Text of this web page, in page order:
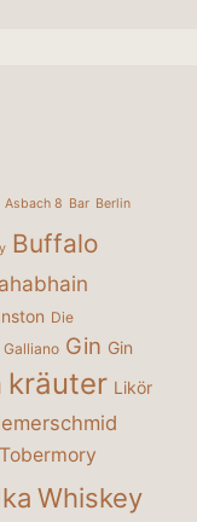
Asbach 8 Bar Berlin
Buffalo
Die
Galliano Gin Gin
kräuter Likör
Tobermory
Whiskey